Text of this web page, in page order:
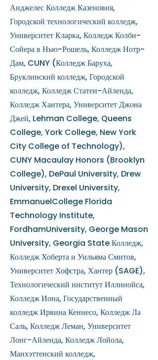
Анджелес Колледж Казеновия,
Городской технологический колледж,
Университет Кларка, Колледж Колби-
Сойера в Нью-Рошель, Колледж Нотр-
Дам, CUNY (Колледж Баруха,
Бруклинский колледж, Городской
колледж, Колледж Статен-Айленда,
Колледж Хантера, Университет Джона
Джей, Lehman College, Queens
College, York College, New York
City College of Technology),
CUNY Macaulay Honors (Brooklyn
College), DePaul University, Drew
University, Drexel University,
EmmanuelCollege Florida
Technology Institute,
FordhamUniversity, George Mason
University, Georgia State Колледж,
Колледж Хоберта и Уильяма Смитов,
Университет Хофстра, Хантер (SAGE),
Технологический институт Иллинойса,
Колледж Иона, Государственный
колледж Ирвина Кеннесо, Колледж Ла
Саль, Колледж Леман, Университет
Лонг-Айленда, Колледж Лойола,
Манхэттенский колледж,